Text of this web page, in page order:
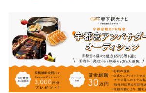
ピックアップ
はじめての宇都宮
宇都宮市民ライター
記事
市民がおすすめ！餃
子店